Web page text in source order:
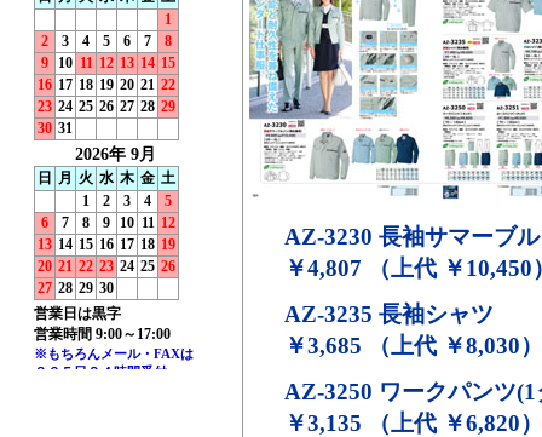
AZ-3230 長袖サマーブ
￥4,807 （上代 ￥10,450
AZ-3235 長袖シャツ
￥3,685 （上代 ￥8,030）
AZ-3250 ワークパンツ
￥3,135 （上代 ￥6,820）